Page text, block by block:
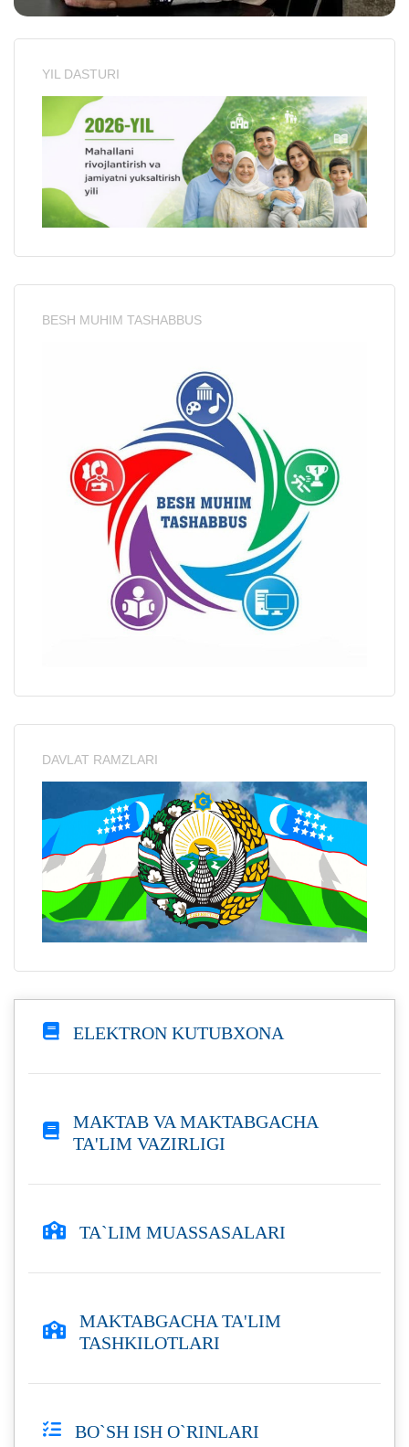
ELEKTRON KUTUBXONA
MAKTAB VA MAKTABGACHA
TA'LIM VAZIRLIGI
TA`LIM MUASSASALARI
MAKTABGACHA TA'LIM
TASHKILOTLARI
BO`SH ISH O`RINLARI
YIL DASTURI
BESH MUHIM TASHABBUS
DAVLAT RAMZLARI